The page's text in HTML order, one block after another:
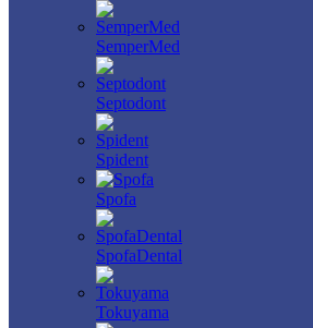
SemperMed
Septodont
Spident
Spofa
SpofaDental
Tokuyama